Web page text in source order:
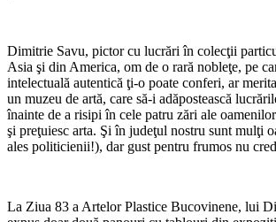
Dimitrie Savu, pictor cu lucrări în colecţii
Asia şi din America, om de o rară nobleţe, pe
intelectuală autentică ţi-o poate conferi, ar
un muzeu de artă, care să-i adăpostească
înainte de a risipi în cele patru zări ale
şi preţuiesc arta. Şi în judeţul nostru sunt mulţi
ales politicienii!), dar gust pentru frumos nu
La Ziua 83 a Artelor Plastice Bucovinene, lui